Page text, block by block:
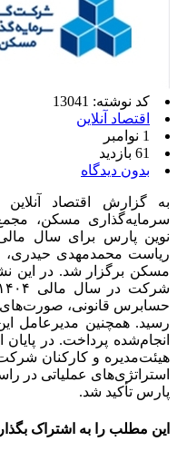
کد نوشته: 13041
اقتصاد آنلاین
1 نوامبر
61 بازدید
بدون دیدگاه
به گزارش اقتصاد
سرمایه‌گذاری مسکن،
ریاست محمدمهدی حیدری،
مسکن برگزار شد. در این
حسابرس قانونی،
رسید. همچنین مدیرعامل
انجام‌شده پرداخت. در
هیئت‌مدیره و کارکنان
استراتژی‌های عملیاتی در
پارس تأکید شد.
این مطلب را به اشتراک